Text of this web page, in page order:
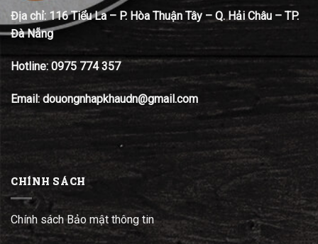
Địa chỉ: 116 Tiểu La – P. Hòa Thuận Tây – Q. Hải Châu – TP.
Đà Nẵng
Hotline: 0975 774 357
Email: douongnhapkhaudn@gmail.com
CHÍNH SÁCH
Chính sách Bảo mật thông tin